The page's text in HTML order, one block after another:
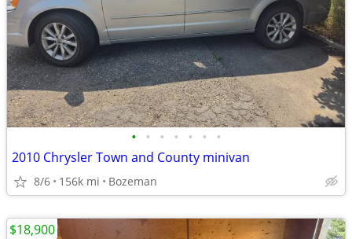
• • • • • • •
2010 Chrysler Town and County minivan
8/6 156k mi Bozeman
$18,900